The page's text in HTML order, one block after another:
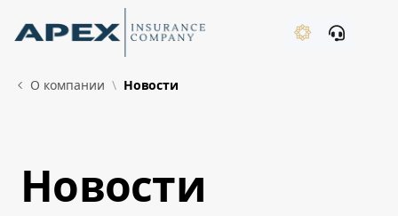
Skip to Main Content
О компании Новости
Новости
New
What's New